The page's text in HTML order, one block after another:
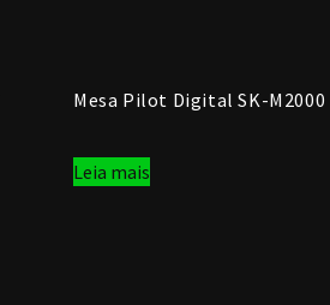
Mesa Pilot Digital SK-M2000
Leia mais